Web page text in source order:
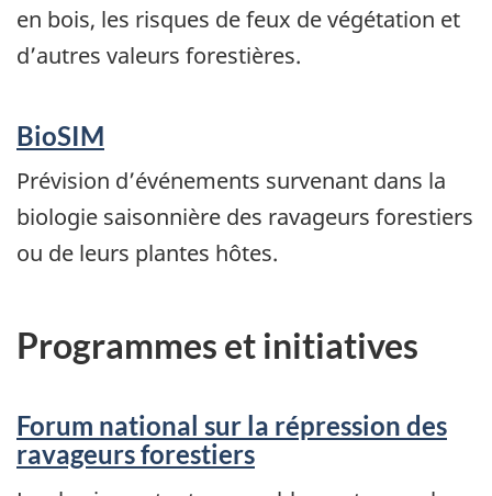
en bois, les risques de feux de végétation et
d’autres valeurs forestières.
BioSIM
Prévision d’événements survenant dans la
biologie saisonnière des ravageurs forestiers
ou de leurs plantes hôtes.
Programmes et initiatives
Forum national sur la répression des
ravageurs forestiers